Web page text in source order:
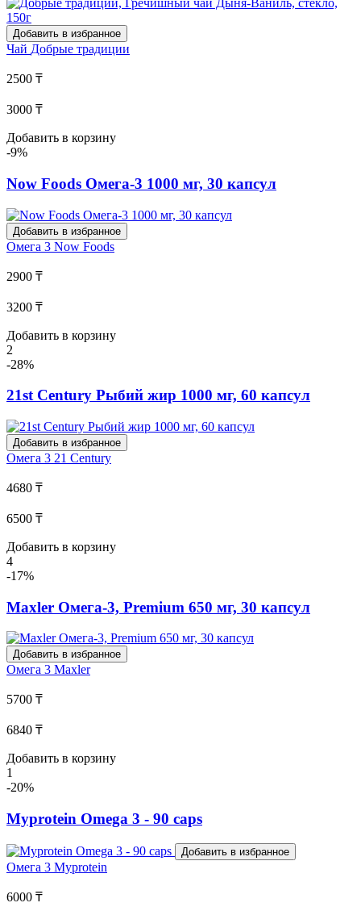
Добавить в избранное
Чай Добрые традиции
2500 ₸
3000 ₸
Добавить в корзину
-9%
Now Foods Омега-3 1000 мг, 30 капсул
Добавить в избранное
Омега 3 Now Foods
2900 ₸
3200 ₸
Добавить в корзину
2
-28%
21st Century Рыбий жир 1000 мг, 60 капсул
Добавить в избранное
Омега 3 21 Century
4680 ₸
6500 ₸
Добавить в корзину
4
-17%
Maxler Омега-3, Premium 650 мг, 30 капсул
Добавить в избранное
Омега 3 Maxler
5700 ₸
6840 ₸
Добавить в корзину
1
-20%
Myprotein Omega 3 - 90 caps
Добавить в избранное
Омега 3 Myprotein
6000 ₸